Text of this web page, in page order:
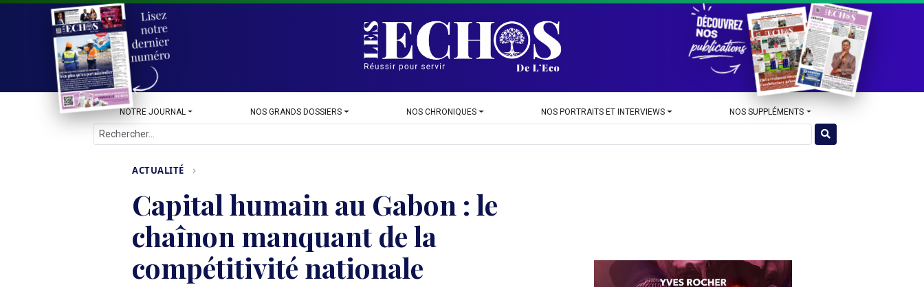
NOTRE JOURNAL NOS GRANDS DOSSIERS NOS CHRONIQUES NOS PORTRAITS ET INTERVIEWS NOS SUPPLÉMENTS
ACTUALITÉ ›
Capital humain au Gabon : le
chaînon manquant de la
compétitivité nationale